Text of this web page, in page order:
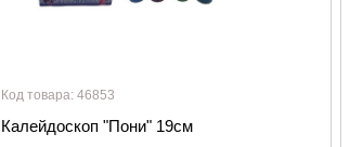
Код товара: 46853
Калейдоскоп "Пони" 19см